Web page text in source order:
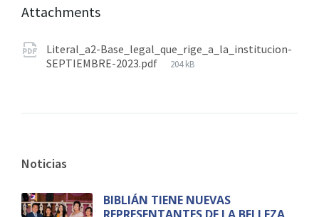
Attachments
Literal_a2-Base_legal_que_rige_a_la_institucion-
SEPTIEMBRE-2023.pdf
204 kB
Noticias
BIBLIÁN TIENE NUEVAS